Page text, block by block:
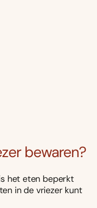
bewaren?
het eten beperkt
in de vriezer kunt